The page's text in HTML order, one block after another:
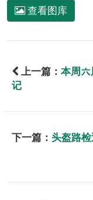
查看图库
上一篇： 本周
记
下一篇： 头盔路